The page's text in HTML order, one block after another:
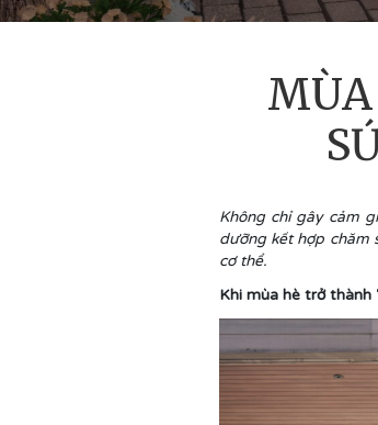
MÙA
Không chỉ gây cảm
dưỡng kết hợp chăm
cơ thể.
Khi mùa hè trở thành